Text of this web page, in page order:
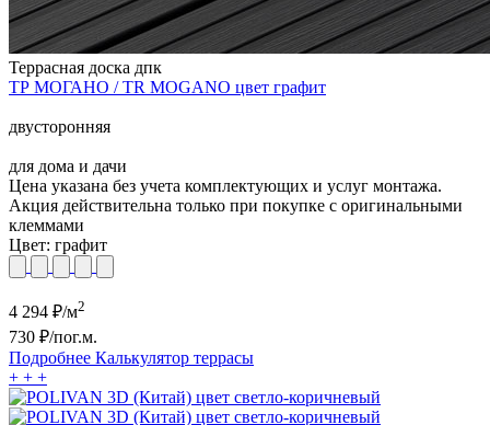
Террасная доска дпк
ТР МОГАНО / TR MOGANO цвет графит
двусторонняя
для дома и дачи
Цена указана без учета комплектующих и услуг монтажа.
Акция действительна только при покупке с оригинальными
клеммами
Цвет: графит
4 294 ₽/м2
730 ₽/пог.м.
Подробнее Калькулятор террасы
+ + +